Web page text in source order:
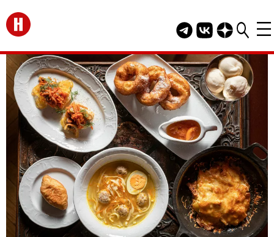
Перейти на главную
Telegram канал
Группа HELLO
Канал